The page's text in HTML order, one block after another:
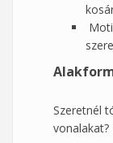
Szeretnél
vonalakat?